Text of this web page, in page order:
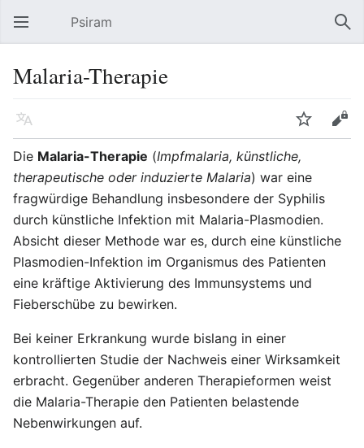
Hauptmenü öffnen Psiram
Malaria-Therapie
Sprache Beobachten
Bearbeiten
Die Malaria-Therapie (Impfmalaria, künstliche,
therapeutische oder induzierte Malaria) war eine
fragwürdige Behandlung insbesondere der Syphilis
durch künstliche Infektion mit Malaria-Plasmodien.
Absicht dieser Methode war es, durch eine künstliche
Plasmodien-Infektion im Organismus des Patienten
eine kräftige Aktivierung des Immunsystems und
Fieberschübe zu bewirken.
Bei keiner Erkrankung wurde bislang in einer
kontrollierten Studie der Nachweis einer Wirksamkeit
erbracht. Gegenüber anderen Therapieformen weist
die Malaria-Therapie den Patienten belastende
Nebenwirkungen auf.